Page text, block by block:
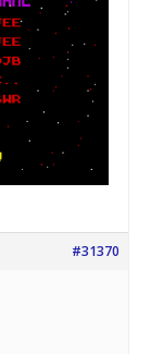
#31370